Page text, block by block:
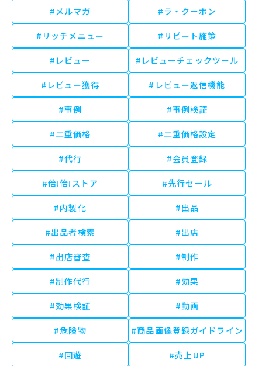
#メルマガ #ラ・クーポン
#リッチメニュー #リピート施策
#レビュー #レビューチェックツール
#レビュー獲得 #レビュー返信機能
#事例 #事例検証
#二重価格 #二重価格設定
#代行 #会員登録
#倍!倍!ストア #先行セール
#内製化 #出品
#出品者検索 #出店
#出店審査 #制作
#制作代行 #効果
#効果検証 #動画
#危険物 #商品画像登録ガイドライン
#回遊 #売上UP